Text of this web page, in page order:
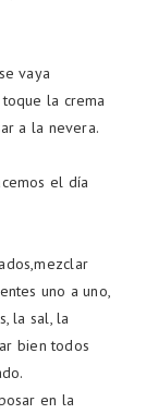
vaya
la crema
a la nevera.
el día
uno a uno,
la sal, la
bien todos
en la